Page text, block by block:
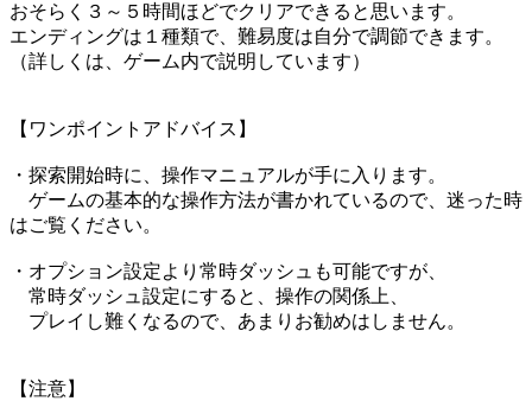
おそらく３～５時間ほどでクリアできると思います。
エンディングは１種類で、難易度は自分で調節できます。
（詳しくは、ゲーム内で説明しています）
【ワンポイントアドバイス】
・探索開始時に、操作マニュアルが手に入ります。
ゲームの基本的な操作方法が書かれているので、迷った時
はご覧ください。
・オプション設定より常時ダッシュも可能ですが、
常時ダッシュ設定にすると、操作の関係上、
プレイし難くなるので、あまりお勧めはしません。
【注意】